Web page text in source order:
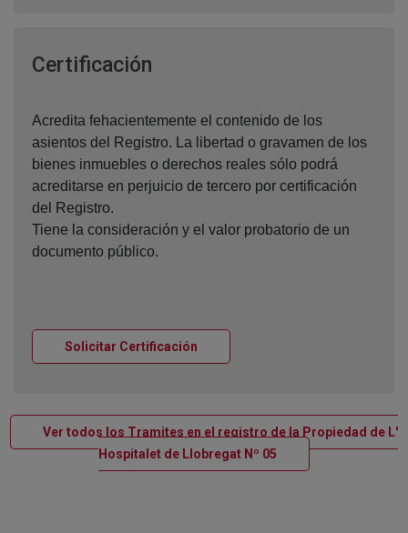
Certificación
Acredita fehacientemente el contenido de los
asientos del Registro. La libertad o gravamen de los
bienes inmuebles o derechos reales sólo podrá
acreditarse en perjuicio de tercero por certificación
del Registro.
Tiene la consideración y el valor probatorio de un
documento público.
Solicitar Certificación
Ver todos los Tramites en el registro de la Propiedad de L'
Hospitalet de Llobregat Nº 05 Ventana nueva